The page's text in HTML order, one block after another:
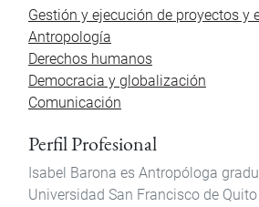
Gestión y ejecución de proyectos y
Antropología
Derechos humanos
Democracia y globalización
Comunicación
Perfil Profesional
Isabel Barona es Antropóloga
Universidad San Francisco de Quito